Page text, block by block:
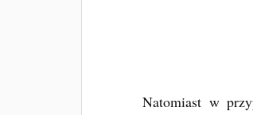
Natomiast w